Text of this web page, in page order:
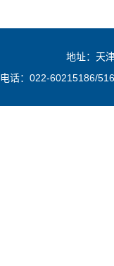
地址：天
电话：022-60215186/